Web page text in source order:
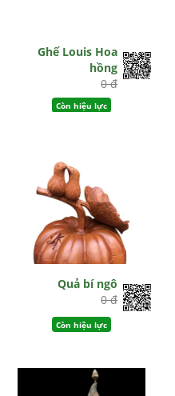
Ghế Louis Hoa
hồng
0 đ
Còn hiệu lực
Quả bí ngô
0 đ
Còn hiệu lực